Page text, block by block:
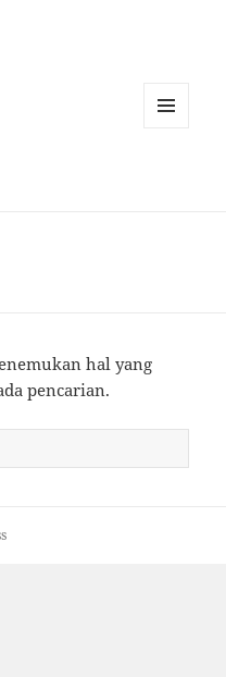
hal yang
pencarian.